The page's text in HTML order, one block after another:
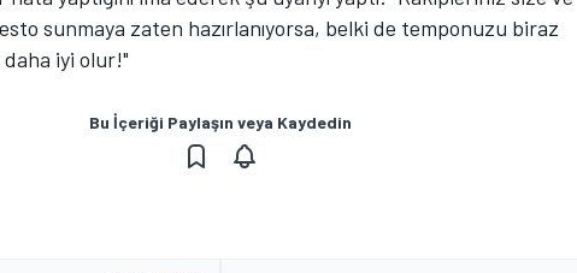
sunmaya zaten hazırlanıyorsa, belki de temponuzu biraz
iyi olur!"
Bu İçeriği Paylaşın veya Kaydedin